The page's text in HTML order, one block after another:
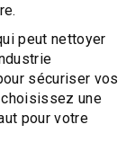
peut nettoyer
sécuriser vos
une
pour votre